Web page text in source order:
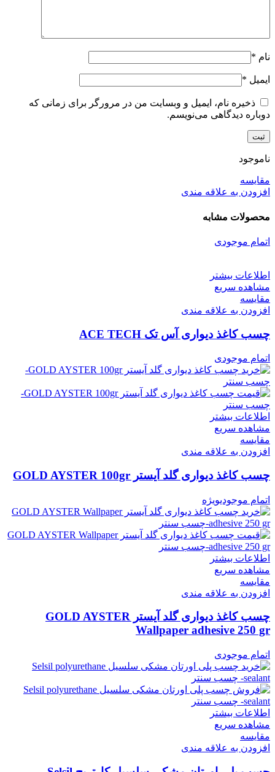
نام *
ایمیل *
ذخیره نام، ایمیل و وبسایت من در مرورگر برای زمانی که
دوباره دیدگاهی می‌نویسم.
ناموجود
مقایسه
افزودن به علاقه مندی
محصولات مشابه
اتمام موجودی
اطلاعات بیشتر
مشاهده سریع
مقایسه
افزودن به علاقه مندی
چسب کاغذ دیواری آس تک ACE TECH
اتمام موجودی
اطلاعات بیشتر
مشاهده سریع
مقایسه
افزودن به علاقه مندی
چسب کاغذ دیواری گلد آیستر GOLD AYSTER 100gr
اتمام موجودیویژه
اطلاعات بیشتر
مشاهده سریع
مقایسه
افزودن به علاقه مندی
چسب کاغذ دیواری گلد آیستر GOLD AYSTER
Wallpaper adhesive 250 gr
اتمام موجودی
اطلاعات بیشتر
مشاهده سریع
مقایسه
افزودن به علاقه مندی